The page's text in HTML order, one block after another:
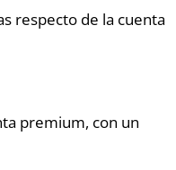
respecto de la cuenta
premium, con un